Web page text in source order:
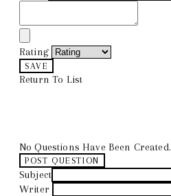
Rating
SAVE
Return To List
No Questions Have Been Created.
POST QUESTION
Subject
Writer